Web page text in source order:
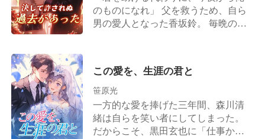
界を股にかける大物であったことに
気づく。 実の両親は家に戻るよう彼
た。 そして、かつて傲慢に振る舞っ
ていた滝沢正司は、土砂降りの雨の
夜、目を真っ赤にして彼女の服の裾
を掴み、必死に哀願する。「梨夏、
やり直そう……」 篠崎梨夏は伏し目
がちに、口元に冷ややかな笑みを浮
によって奪われ、彼の愛する人へと
与えられていたのだ。 「愛されてい
堂柚はついに見切りをつけ、離婚届
にサインをしてその場を去る。 これ
からは孤独に生きていくのだと思っ
ていた彼女だが、予想外の光景が待
っていた——。 大統領府の外には高
級車がずらりと並び、黒服の男たち
のものになれ」 父を救うため、自ら
男の愛人となった香坂鈴。 毎晩のよ
は、すでに婚約者がいた。 身を引い
た彼女の前に現れたのは、彼の宿
敵。 欲望、執着、そして本当の愛。
三人の運命が、炎のように交錯す
る。
この愛を、生涯の君と
笹原光
一方的な愛を捧げた三年間、森川清
緒は自らを笑い者にしてしまった。
だからこそ、黒田玄也に「仕事か離